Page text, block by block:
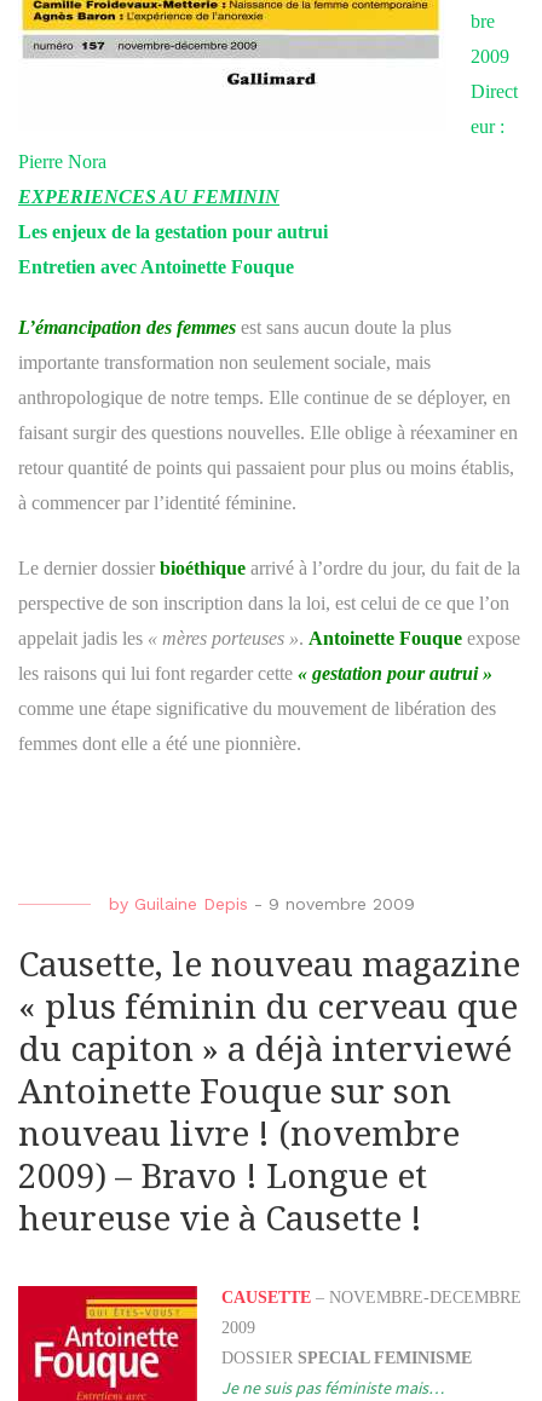
bre
2009
Direct
eur :
Pierre Nora
EXPERIENCES AU FEMININ
Les enjeux de la gestation pour autrui
Entretien avec Antoinette Fouque
L’émancipation des femmes est sans aucun doute la plus
importante transformation non seulement sociale, mais
anthropologique de notre temps. Elle continue de se déployer, en
faisant surgir des questions nouvelles. Elle oblige à réexaminer en
retour quantité de points qui passaient pour plus ou moins établis,
à commencer par l’identité féminine.
Le dernier dossier bioéthique arrivé à l’ordre du jour, du fait de la
perspective de son inscription dans la loi, est celui de ce que l’on
appelait jadis les « mères porteuses ». Antoinette Fouque expose
les raisons qui lui font regarder cette « gestation pour autrui »
comme une étape significative du mouvement de libération des
femmes dont elle a été une pionnière.
by Guilaine Depis - 9 novembre 2009
Causette, le nouveau magazine
« plus féminin du cerveau que
du capiton » a déjà interviewé
Antoinette Fouque sur son
nouveau livre ! (novembre
2009) – Bravo ! Longue et
heureuse vie à Causette !
CAUSETTE– NOVEMBRE-DECEMBRE
2009
DOSSIER SPECIAL FEMINISME
Je ne suis pas féministe mais…